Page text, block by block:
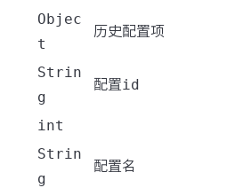
Objec
t
历史配置项
Strin
g
配置id
int
Strin
g
配置名